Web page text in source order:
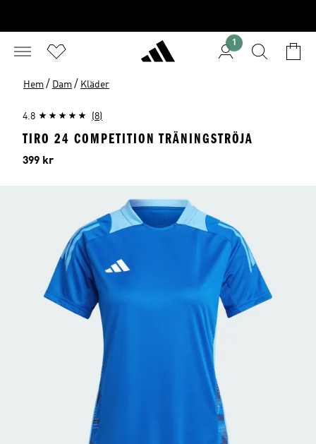
1
Hem / Dam / Kläder
4.8 (8)
TIRO 24 COMPETITION TRÄNINGSTRÖJA
Pris
399 kr